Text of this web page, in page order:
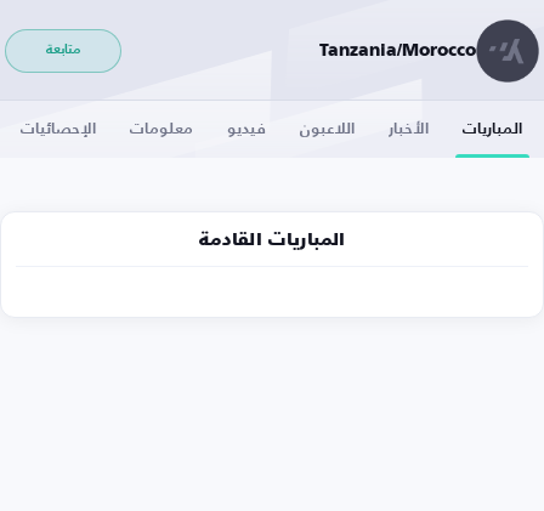
Tanzania/Morocco متابعة
المباريات الأخبار اللاعبون فيديو معلومات الإحصائيات
المباريات القادمة